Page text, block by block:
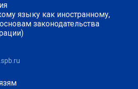
языку как иностранному,
законодательства